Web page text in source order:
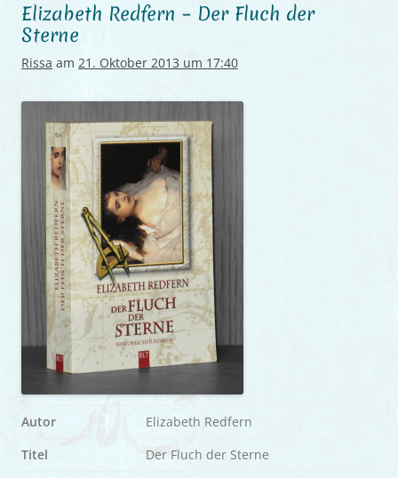
Elizabeth Redfern – Der Fluch der
Sterne
Rissa am 21. Oktober 2013 um 17:40
Autor
Elizabeth Redfern
Titel
Der Fluch der Sterne